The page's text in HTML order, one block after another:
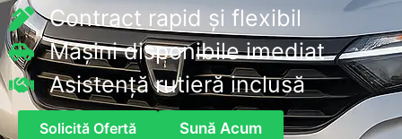
Contract rapid și flexibil
Mașini disponibile imediat
Asistență rutieră inclusă
Solicită Ofertă Sună Acum